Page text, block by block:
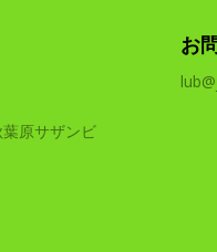
原サザンビ
お